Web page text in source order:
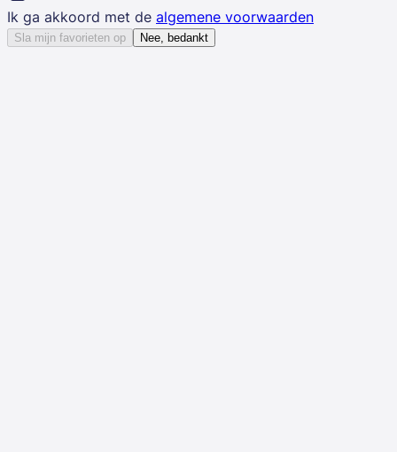
Ik ga akkoord met de algemene voorwaarden
Sla mijn favorieten op Nee, bedankt